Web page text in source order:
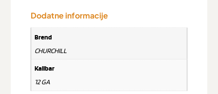
Dodatne informacije
Brend
CHURCHILL
Kalibar
12 GA